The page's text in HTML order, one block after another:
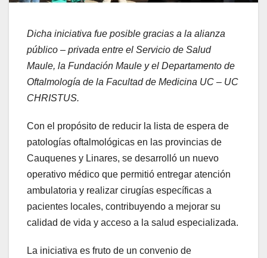
Dicha iniciativa fue posible gracias a la alianza
público – privada entre el Servicio de Salud
Maule, la Fundación Maule y el Departamento de
Oftalmología de la Facultad de Medicina UC – UC
CHRISTUS.
Con el propósito de reducir la lista de espera de
patologías oftalmológicas en las provincias de
Cauquenes y Linares, se desarrolló un nuevo
operativo médico que permitió entregar atención
ambulatoria y realizar cirugías específicas a
pacientes locales, contribuyendo a mejorar su
calidad de vida y acceso a la salud especializada.
La iniciativa es fruto de un convenio de